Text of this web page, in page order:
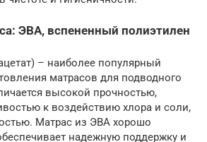
ЭВА, вспененный полиэтилен
– наиболее популярный
матрасов для подводного
высокой прочностью,
к воздействию хлора и соли,
Матрас из ЭВА хорошо
надежную поддержку и